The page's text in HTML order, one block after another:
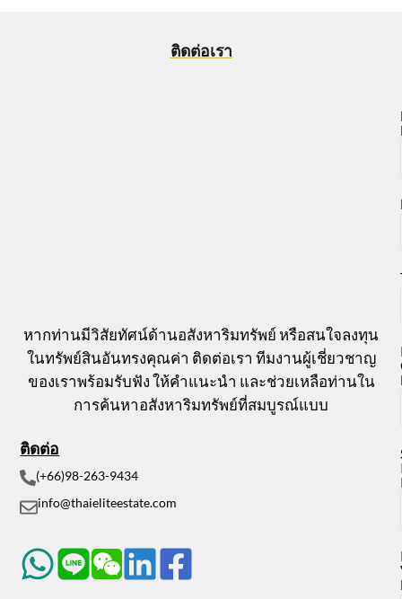
ติดต่อเรา
หากท่านมีวิสัยทัศน์ด้านอสังหาริมทรัพย์ หรือสนใจลงทุน
ในทรัพย์สินอันทรงคุณค่า ติดต่อเรา ทีมงานผู้เชี่ยวชาญ
ของเราพร้อมรับฟัง ให้คำแนะนำ และช่วยเหลือท่านใน
การค้นหาอสังหาริมทรัพย์ที่สมบูรณ์แบบ
ติดต่อ
(+66)98-263-9434
info@thaieliteestate.com